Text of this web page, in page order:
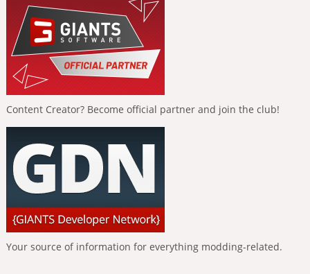
Content Creator? Become official partner and join the club!
Your source of information for everything modding-related.